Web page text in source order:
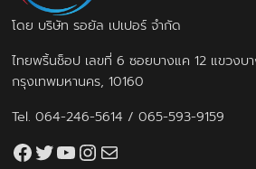
โดย บริษัท รอยัล เปเปอร์ จำกัด
ไทยพริ้นช็อป เลขที่ 6 ซอยบางแค 12 แขวงบ
กรุงเทพมหานคร, 10160
Tel.064-246-5614 /065-593-9159
Facebook
Twitter
YouTube
Instagram